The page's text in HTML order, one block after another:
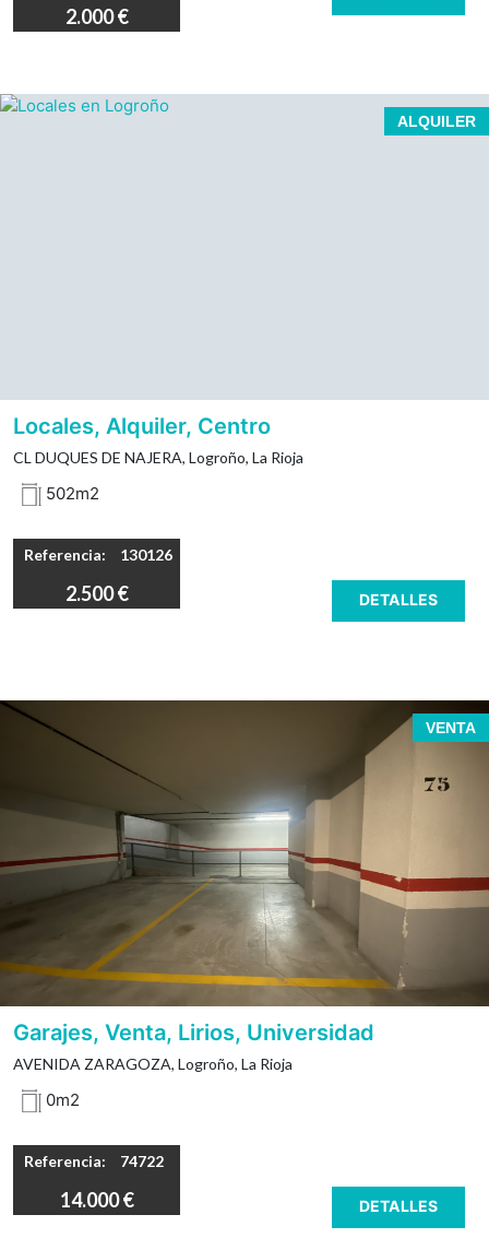
2.000 €
ALQUILER
Espacioso local en alquiler en el corazón de Logroño
La ubicación
Locales, Alquiler, Centro
CL DUQUES DE NAJERA, Logroño, La Rioja
502m2
Referencia: 130126
2.500 € DETALLES
VENTA
Garajes, Venta, Lirios, Universidad
AVENIDA ZARAGOZA, Logroño, La Rioja
0m2
Referencia: 74722
14.000 € DETALLES